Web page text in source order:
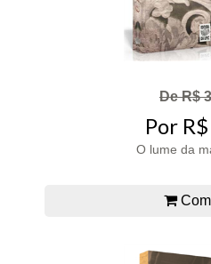
De R$
Por
O lume da